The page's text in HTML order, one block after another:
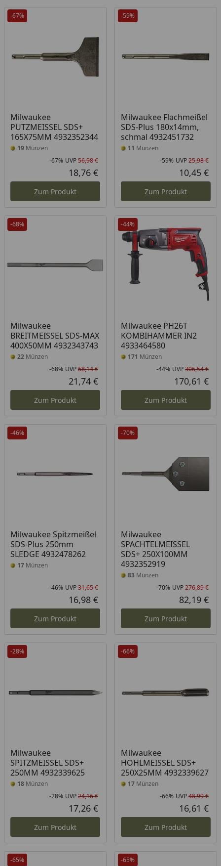
-67%
Milwaukee
PUTZMEISSEL SDS+
165X75MM 4932352344
19 Münzen
Rabatt in Prozent
-67%
Ursprünglicher Preis
UVP56,98 €
Aktueller Preis
18,76 €
Zum Produkt
-59%
Milwaukee Flachmeißel
SDS-Plus 180x14mm,
schmal 4932451732
11 Münzen
-59% UVP25,98 €
10,45 €
Zum Produkt
-68%
Milwaukee
BREITMEISSEL SDS-MAX
400X50MM 4932343743
22 Münzen
Rabatt in Prozent
-68%
Ursprünglicher Preis
UVP68,14 €
Aktueller Preis
21,74 €
Zum Produkt
-44%
Milwaukee PH26T
KOMBIHAMMER IN2
4933464580
171 Münzen
-44% UVP306,54 €
170,61 €
Zum Produkt
-46%
Milwaukee Spitzmeißel
SDS-Plus 250mm
SLEDGE 4932478262
17 Münzen
Rabatt in Prozent
-46%
Ursprünglicher Preis
UVP31,65 €
Aktueller Preis
16,98 €
Zum Produkt
-70%
Milwaukee
SPACHTELMEISSEL
SDS+ 250X100MM
4932352919
83Münzen
-70% UVP276,89 €
82,19 €
Zum Produkt
-28%
Milwaukee
SPITZMEISSEL SDS+
250MM 4932339625
18 Münzen
Rabatt in Prozent
-28%
Ursprünglicher Preis
UVP24,16 €
Aktueller Preis
17,26 €
Zum Produkt
-66%
Milwaukee
HOHLMEISSEL SDS+
250X25MM 4932339627
17Münzen
-66% UVP48,99 €
16,61 €
Zum Produkt
-65% -65%